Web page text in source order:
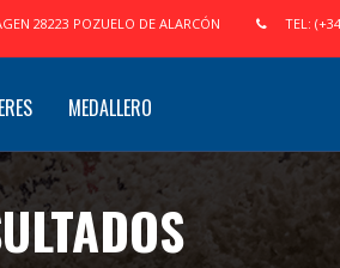
28223 POZUELO DE ALARCÓN TEL:
MEDALLERO